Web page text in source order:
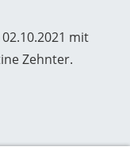
mit
Zehnter.